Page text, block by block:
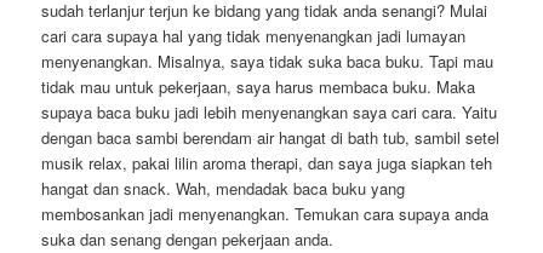
sudah terlanjur terjun ke bidang yang tidak anda senangi? Mulai
cari cara supaya hal yang tidak menyenangkan jadi lumayan
menyenangkan. Misalnya, saya tidak suka baca buku. Tapi mau
tidak mau untuk pekerjaan, saya harus membaca buku. Maka
supaya baca buku jadi lebih menyenangkan saya cari cara. Yaitu
dengan baca sambi berendam air hangat di bath tub, sambil setel
musik relax, pakai lilin aroma therapi, dan saya juga siapkan teh
hangat dan snack. Wah, mendadak baca buku yang
membosankan jadi menyenangkan. Temukan cara supaya anda
suka dan senang dengan pekerjaan anda.